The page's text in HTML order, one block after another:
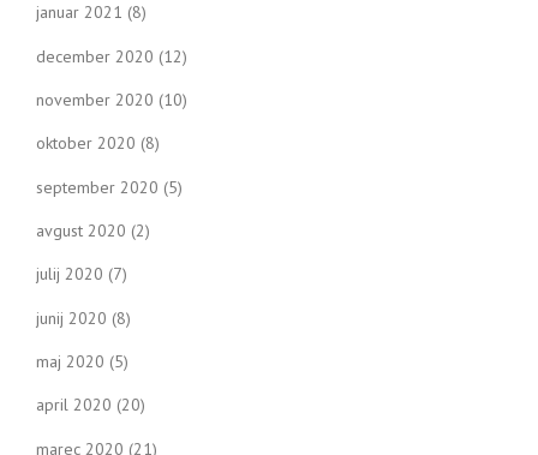
januar 2021 (8)
december 2020 (12)
november 2020 (10)
oktober 2020 (8)
september 2020 (5)
avgust 2020 (2)
julij 2020 (7)
junij 2020 (8)
maj 2020 (5)
april 2020 (20)
marec 2020 (21)